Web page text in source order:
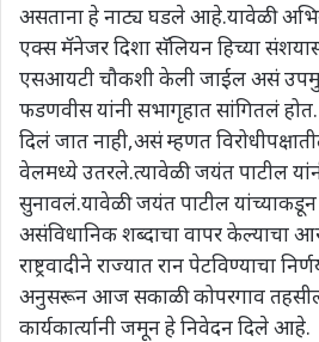
असताना हे नाट्य घडले आहे.यावेळी
एक्स मॅनेजर दिशा सॅलियन हिच्या
एसआयटी चौकशी केली जाईल असं
फडणवीस यांनी सभागृहात सांगितलं होत.
दिलं जात नाही,असं म्हणत
वेलमध्ये उतरले.त्यावेळी जयंत पाटील
सुनावलं.यावेळी जयंत पाटील यांच्याकडून
असंविधानिक शब्दाचा वापर केल्याचा
राष्ट्रवादीने राज्यात रान पेटविण्याचा
अनुसरून आज सकाळी कोपरगाव तहसील
कार्यकार्त्यानी जमून हे निवेदन दिले आहे.